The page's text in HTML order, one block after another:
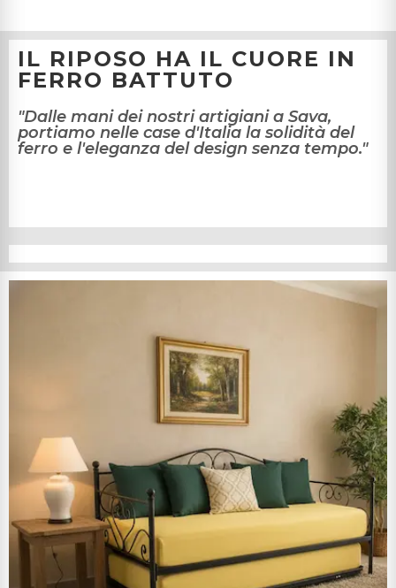
IL RIPOSO HA IL CUORE IN
FERRO BATTUTO
"Dalle mani dei nostri artigiani a Sava,
portiamo nelle case d'Italia la solidità del
ferro e l'eleganza del design senza tempo."